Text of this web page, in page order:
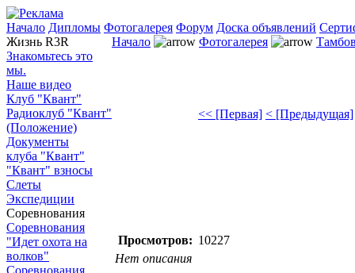
Начало Дипломы Фотогалерея Форум Доска объявлений
Жизнь R3R
Знакомьтесь это
мы.
Наше видео
Клуб "Квант"
Радиоклуб "Квант"
(Положение)
Документы
клуба "Квант"
"Квант" взносы
Слеты
Экспедиции
Соревнования
Соревнования
"Идет охота на
волков"
Соревнования
Начало Фотогалерея
<< [Первая] < [Предыдущая]
Просмотров: 10227
Нет описания